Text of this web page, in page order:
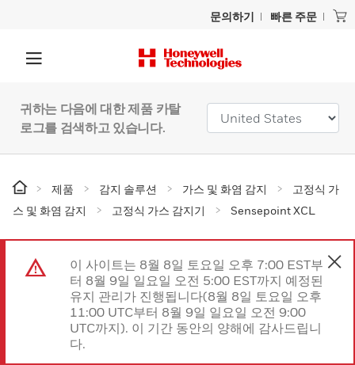
문의하기 빠른 주문
귀하는 다음에 대한 제품 카탈
로그를 검색하고 있습니다.
제품 감지 솔루션 가스 및 화염 감지
고정식 가
스 및 화염 감지
고정식 가스 감지기 Sensepoint XCL
이 사이트는 8월 8일 토요일 오후 7:00 EST부
터 8월 9일 일요일 오전 5:00 EST까지 예정된
유지 관리가 진행됩니다(8월 8일 토요일 오후
11:00 UTC부터 8월 9일 일요일 오전 9:00
UTC까지). 이 기간 동안의 양해에 감사드립니
다.